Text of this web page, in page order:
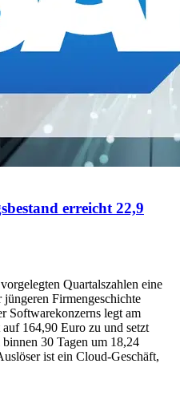
erreicht 22,9
Quartalszahlen eine
Firmengeschichte
Softwarekonzerns legt am
164,90 Euro zu und setzt
30 Tagen um 18,24
ist ein Cloud-Geschäft,